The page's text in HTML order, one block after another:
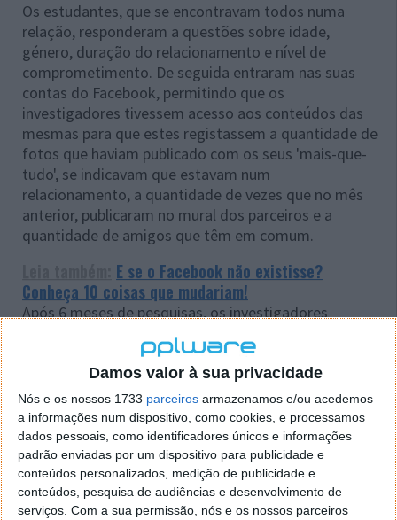
Damos valor à sua privacidade
Nós e os nossos 1733 parceiros armazenamos e/ou acedemos
a informações num dispositivo, como cookies, e processamos
dados pessoais, como identificadores únicos e informações
padrão enviadas por um dispositivo para publicidade e
conteúdos personalizados, medição de publicidade e
conteúdos, pesquisa de audiências e desenvolvimento de
serviços. Com a sua permissão, nós e os nossos parceiros
Os estudantes, que se encontravam todos numa
relação, responderam a questões sobre idade,
género, duração do relacionamento e nível de
comprometimento. De seguida entraram nas suas
contas do Facebook, permitindo que os
investigadores tivessem acesso aos conteúdos das
mesmas para que estes registassem a quantidade de
fotos que haviam publicado com os seus 'mais-que-
tudo', se indicavam que estavam num
relacionamento, a quantidade de vezes que no mês
anterior, publicaram no mural dos parceiros e a
quantidade de amigos que têm em comum.
E se o Facebook não existisse?
Conheça 10 coisas que mudariam!
Após 6 meses de pesquisas, os investigadores
questionaram os intervenientes se ainda se
encontravam no relacionamento.